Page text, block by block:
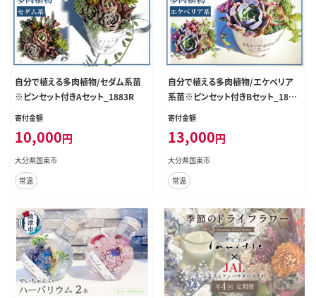
自分で植える多肉植物/セダム系苗
※ピンセット付きAセット_1883R
寄付金額
10,000円
大分県国東市
常温
自分で植える多肉植物/エケベリア
系苗※ピンセット付きBセット_1884
R
寄付金額
13,000円
大分県国東市
常温